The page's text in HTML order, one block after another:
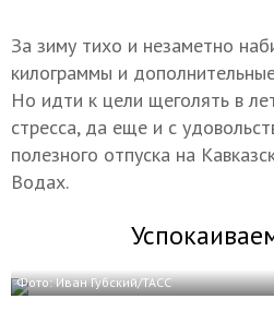
За зиму тихо и незаметно
килограммы и
Но идти к цели щеголять в
стресса, да еще и с
полезного отпуска на
Водах.
Фото: Иван Губский/ТАСС